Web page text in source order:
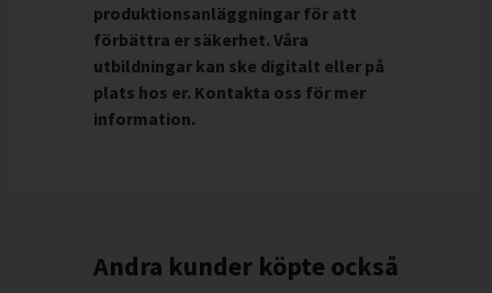
produktionsanläggningar för att
förbättra er säkerhet. Våra
utbildningar kan ske digitalt eller på
plats hos er. Kontakta oss för mer
information.
Andra kunder köpte också